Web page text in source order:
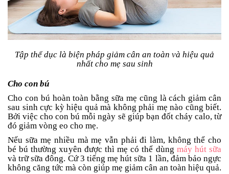
Tập thể dục là biện pháp giảm cân an toàn và hiệu quả
nhất cho mẹ sau sinh
Cho con bú
Cho con bú hoàn toàn bằng sữa mẹ cũng là cách giảm cân
sau sinh cực kỳ hiệu quả mà không phải mẹ nào cũng biết.
Bởi việc cho con bú mỗi ngày sẽ giúp bạn đốt cháy calo, từ
đó giảm vòng eo cho mẹ.
Nếu sữa mẹ nhiều mà mẹ vẫn phải đi làm, không thể cho
bé bú thường xuyên được thì mẹ có thể dùng máy hút sữa
và trữ sữa đông. Cứ 3 tiếng mẹ hút sữa 1 lần, đảm bảo ngực
không căng tức mà còn giúp mẹ giảm cân an toàn hiệu quả.